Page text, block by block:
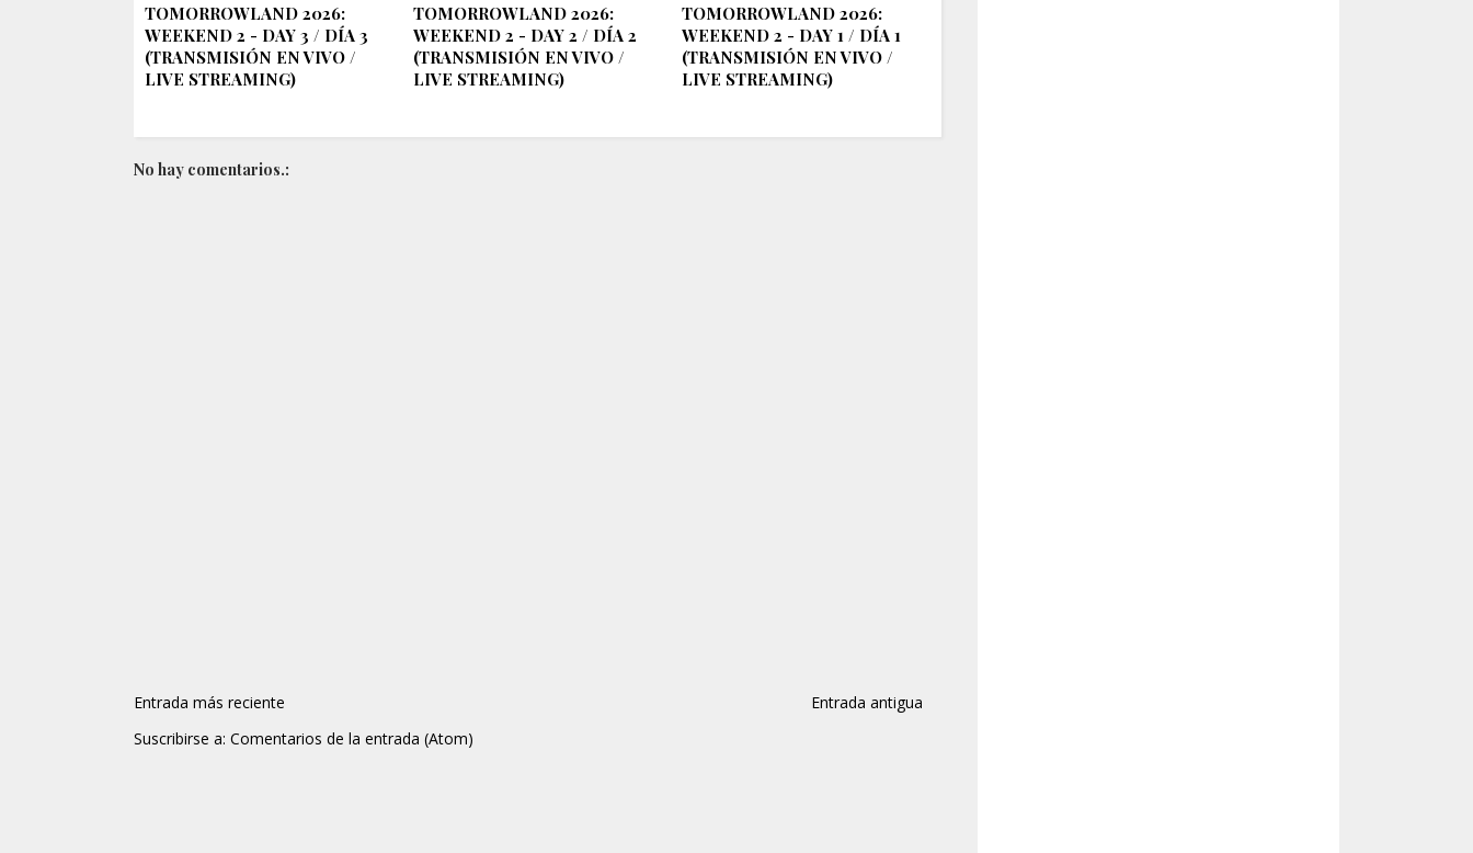
TOMORROWLAND 2026:
WEEKEND 2 - DAY 3 / DÍA 3
(TRANSMISIÓN EN VIVO /
LIVE STREAMING)
TOMORROWLAND 2026:
WEEKEND 2 - DAY 2 / DÍA 2
(TRANSMISIÓN EN VIVO /
LIVE STREAMING)
TOMORROWLAND 2026:
WEEKEND 2 - DAY 1 / DÍA 1
(TRANSMISIÓN EN VIVO /
LIVE STREAMING)
No hay comentarios.:
Entrada más reciente
Entrada antigua
Suscribirse a: Comentarios de la entrada (Atom)